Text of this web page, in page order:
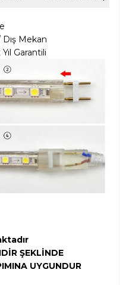
Mekan
Garantili
ŞEKLİNDE
UYGUNDUR